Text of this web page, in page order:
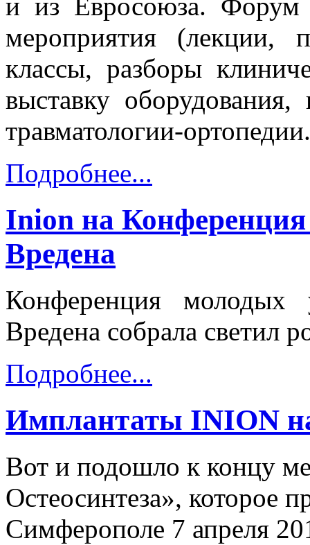
и из Евросоюза. Форум
мероприятия (лекции,
классы, разборы
выставку оборудования,
травматологии-ортопедии.
Подробнее...
Inion на
Вредена
Конференция
Вредена собрала светил
Подробнее...
Имплантаты INION
Вот и подошло к концу
Остеосинтеза», которое
Симферополе 7 апреля